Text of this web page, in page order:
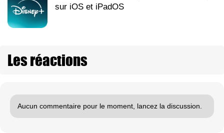
sur iOS et iPadOS
Les réactions
Aucun commentaire pour le moment, lancez la discussion.